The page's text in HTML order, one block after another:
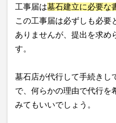
工事届は墓石建立に必要な
この工事届は必ずしも必要
ありませんが、提出を求め
す。
墓石店が代行して手続きし
で、何らかの理由で代行を
みてもいいでしょう。